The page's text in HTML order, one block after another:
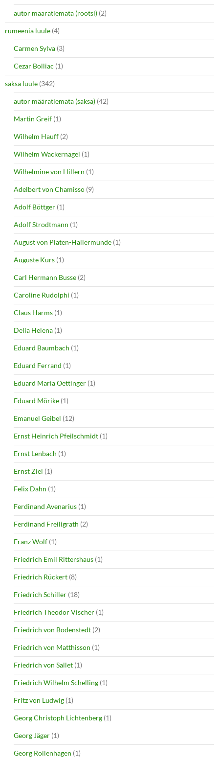
autor määratlemata (rootsi) (2)
rumeenia luule (4)
Carmen Sylva (3)
Cezar Bolliac (1)
saksa luule (342)
autor määratlemata (saksa) (42)
Martin Greif (1)
Wilhelm Hauff (2)
Wilhelm Wackernagel (1)
Wilhelmine von Hillern (1)
Adelbert von Chamisso (9)
Adolf Böttger (1)
Adolf Strodtmann (1)
August von Platen-Hallermünde (1)
Auguste Kurs (1)
Carl Hermann Busse (2)
Caroline Rudolphi (1)
Claus Harms (1)
Delia Helena (1)
Eduard Baumbach (1)
Eduard Ferrand (1)
Eduard Maria Oettinger (1)
Eduard Mörike (1)
Emanuel Geibel (12)
Ernst Heinrich Pfeilschmidt (1)
Ernst Lenbach (1)
Ernst Ziel (1)
Felix Dahn (1)
Ferdinand Avenarius (1)
Ferdinand Freiligrath (2)
Franz Wolf (1)
Friedrich Emil Rittershaus (1)
Friedrich Rückert (8)
Friedrich Schiller (18)
Friedrich Theodor Vischer (1)
Friedrich von Bodenstedt (2)
Friedrich von Matthisson (1)
Friedrich von Sallet (1)
Friedrich Wilhelm Schelling (1)
Fritz von Ludwig (1)
Georg Christoph Lichtenberg (1)
Georg Jäger (1)
Georg Rollenhagen (1)